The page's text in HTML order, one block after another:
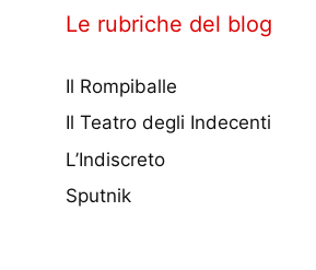
Le rubriche del blog
Il Rompiballe
Il Teatro degli Indecenti
L’Indiscreto
Sputnik